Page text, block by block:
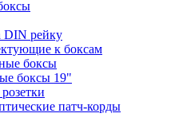
DIN рейку
к боксам
боксы
боксы 19"
патч-корды